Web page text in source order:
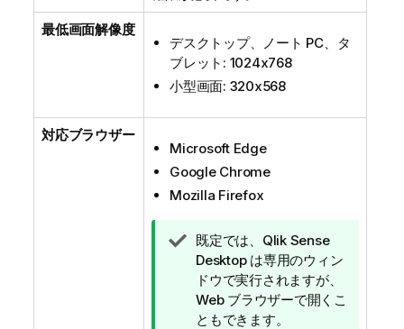
最低画面解像度
デスクトップ、ノート PC、タ
ブレット: 1024x768
小型画面: 320x568
対応ブラウザー
Microsoft Edge
Google Chrome
Mozilla Firefox
ヒ
ン
ト
メ
モ
既定では、 Qlik Sense
Desktopは専用のウィン
ドウで実行されますが、
Web ブラウザーで開くこ
ともできます。